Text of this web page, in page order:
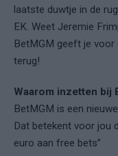
laatste duwtje in de
EK. Weet Jeremie
BetMGM geeft je voor
terug!
Waarom inzetten bij
BetMGM is een
Dat betekent voor jou
euro aan free bets”